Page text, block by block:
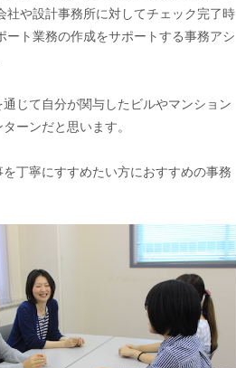
社や設計事務所に対してチェック完了時
ート業務の作成をサポートする事務アシ
じて自分が関与したビルやマンション
ーンだと思います。
丁寧にすすめたい方におすすめの事務